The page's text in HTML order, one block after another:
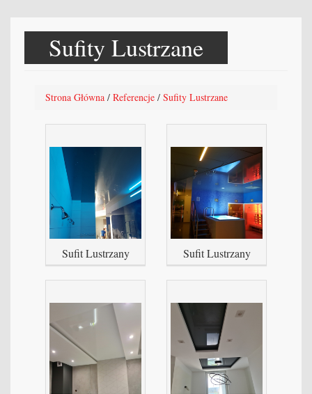
Sufity Lustrzane
Strona Główna / Referencje / Sufity Lustrzane
Sufit Lustrzany Sufit Lustrzany